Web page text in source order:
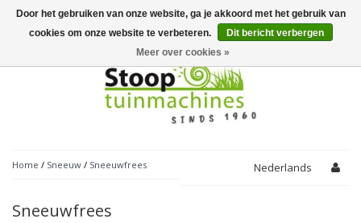
Toggle
navigation
Home / Sneeuw / Sneeuwfrees Nederlands
Sneeuwfrees
Door het gebruiken van onze website, ga je akkoord met het gebruik van
cookies om onze website te verbeteren.
Dit bericht verbergen
Meer over cookies »